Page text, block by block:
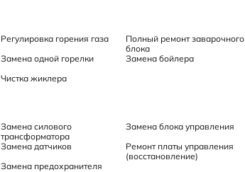
Регулировка горения газа
Полный ремонт заварочного
блока
Замена одной горелки
Замена бойлера
Чистка жиклера
Замена силового
трансформатора
Замена блока управления
Замена датчиков
Ремонт платы управления
(восстановление)
Замена предохранителя